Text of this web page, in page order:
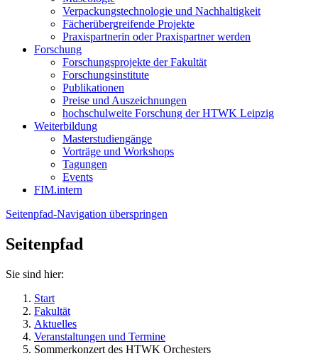
Verpackungstechnologie und Nachhaltigkeit
Fächerübergreifende Projekte
Praxispartnerin oder Praxispartner werden
Forschung
Forschungsprojekte der Fakultät
Forschungsinstitute
Publikationen
Preise und Auszeichnungen
hochschulweite Forschung der HTWK Leipzig
Weiterbildung
Masterstudiengänge
Vorträge und Workshops
Tagungen
Events
FIM.intern
Seitenpfad-Navigation überspringen
Seitenpfad
Sie sind hier:
Start
Fakultät
Aktuelles
Veranstaltungen und Termine
Sommerkonzert des HTWK Orchesters